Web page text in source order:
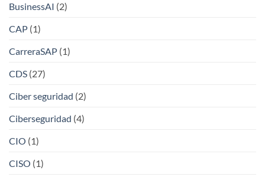
BusinessAI (2)
CAP (1)
CarreraSAP (1)
CDS (27)
Ciber seguridad (2)
Ciberseguridad (4)
CIO (1)
CISO (1)